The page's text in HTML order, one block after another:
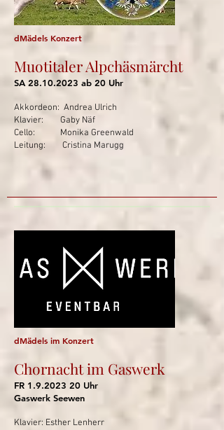
dMädels Konzert
Muotitaler Alpchäsmärcht
SA 28.10.2023 ab 20 Uhr
Akkordeon: Andrea Ulrich
Klavier: Gaby Näf
Cello: Monika Greenwald
Leitung: Cristina Marugg
dMädels im Konzert
Chornacht im Gaswerk
FR 1.9.2023 20 Uhr
Gaswerk Seewen
Klavier: Esther Lenherr